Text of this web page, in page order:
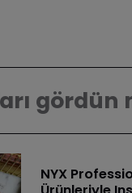
gördün
NYX